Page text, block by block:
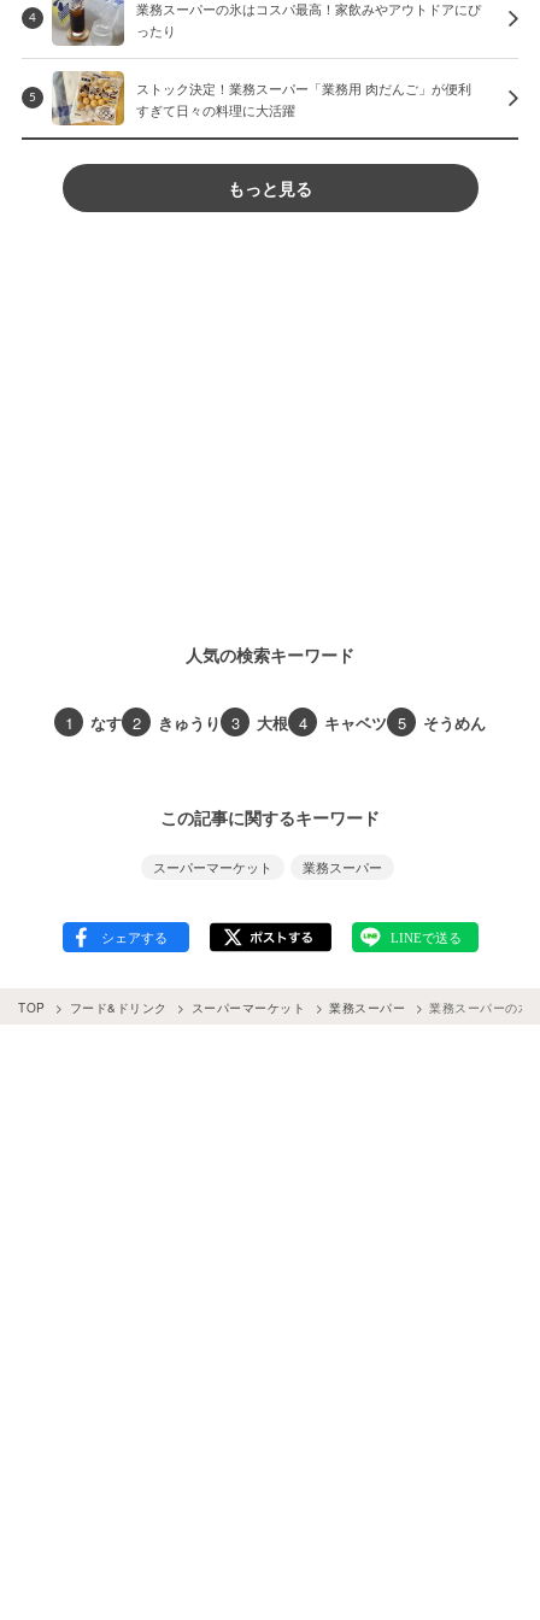
4
業務スーパーの氷はコスパ最高！家飲みやアウトドアにぴ
ったり
5
ストック決定！業務スーパー「業務用 肉だんご」が便利
すぎて日々の料理に大活躍
もっと見る
人気の検索キーワード
1 なす 2 きゅうり 3 大根 4 キャベツ 5 そうめん
この記事に関するキーワード
スーパーマーケット 業務スーパー
TOP フード&ドリンク スーパーマーケット 業務スーパー 業務スーパーの水